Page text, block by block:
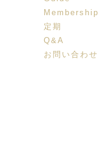
Membership
定期
Q&A
お問い合わせ